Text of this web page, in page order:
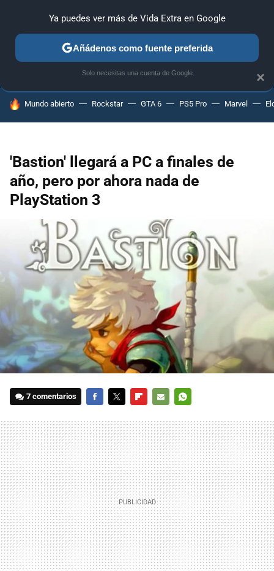
ANÁLISIS GUÍAS Y TRUCOS PC SONY NINTENDO
HOY SE HABLA DE
Mundo abierto Rockstar GTA 6 PS5 Pro Marvel
'Bastion' llegará a PC a finales de
año, pero por ahora nada de
PlayStation 3
7 comentarios
MAIL
×
Ya puedes ver más de Vida Extra en Google
Añádenos como fuente preferida
Solo necesitas una cuenta de Google